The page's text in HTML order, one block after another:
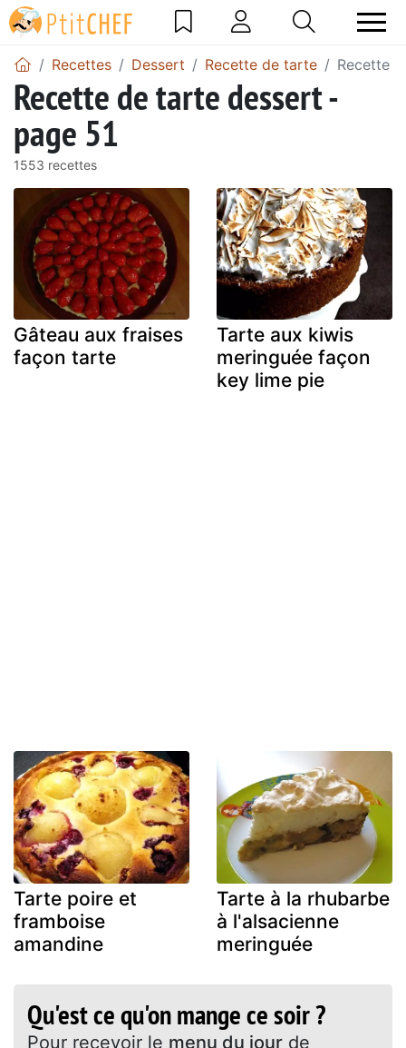
Recettes Dessert Recette de tarte Recette
Recette de tarte dessert -
page 51
1553 recettes
Gâteau aux fraises
façon tarte
Tarte aux kiwis
meringuée façon
key lime pie
Tarte poire et
framboise
amandine
Tarte à la rhubarbe
à l'alsacienne
meringuée
Qu'est ce qu'on mange ce soir ?
Pour recevoir le menu du jour de